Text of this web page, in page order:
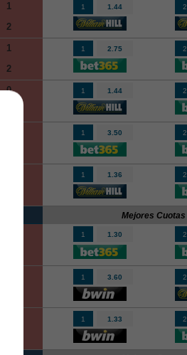
1
2
1 1.44 2
1
2
1 2.75 2
0
1 1.44 2
1 3.50 2
1 1.36 2
Mejores Cuotas
1 1.30 2
1 3.60 2
1 1.33 2